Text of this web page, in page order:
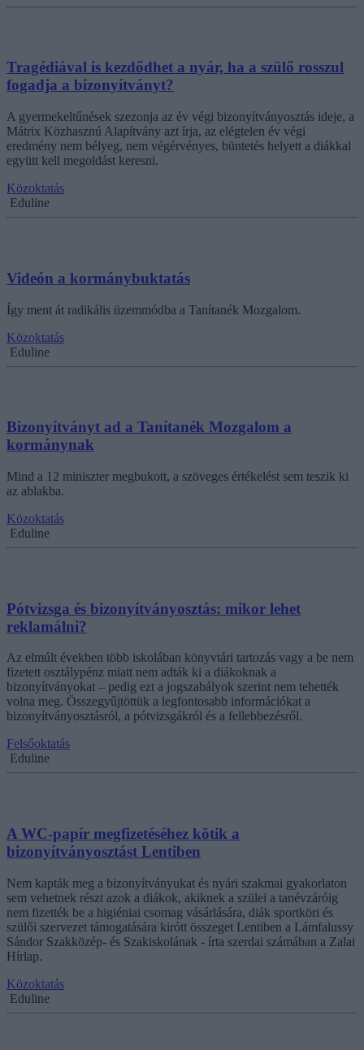
Tragédiával is kezdődhet a nyár, ha a szülő rosszul
fogadja a bizonyítványt?
A gyermekeltűnések szezonja az év végi bizonyítványosztás ideje, a
Mátrix Közhasznú Alapítvány azt írja, az elégtelen év végi
eredmény nem bélyeg, nem végérvényes, büntetés helyett a diákkal
együtt kell megoldást keresni.
Közoktatás
Eduline
Videón a kormánybuktatás
Így ment át radikális üzemmódba a Tanítanék Mozgalom.
Közoktatás
Eduline
Bizonyítványt ad a Tanítanék Mozgalom a
kormánynak
Mind a 12 miniszter megbukott, a szöveges értékelést sem teszik ki
az ablakba.
Közoktatás
Eduline
Pótvizsga és bizonyítványosztás: mikor lehet
reklamálni?
Az elmúlt években több iskolában könyvtári tartozás vagy a be nem
fizetett osztálypénz miatt nem adták ki a diákoknak a
bizonyítványokat – pedig ezt a jogszabályok szerint nem tehették
volna meg. Összegyűjtöttük a legfontosabb információkat a
bizonyítványosztásról, a pótvizsgákról és a fellebbezésről.
Felsőoktatás
Eduline
A WC-papír megfizetéséhez kötik a
bizonyítványosztást Lentiben
Nem kapták meg a bizonyítványukat és nyári szakmai gyakorlaton
sem vehetnek részt azok a diákok, akiknek a szülei a tanévzáróig
nem fizették be a higiéniai csomag vásárlására, diák sportköri és
szülői szervezet támogatására kirótt összeget Lentiben a Lámfalussy
Sándor Szakközép- és Szakiskolának - írta szerdai számában a Zalai
Hírlap.
Közoktatás
Eduline